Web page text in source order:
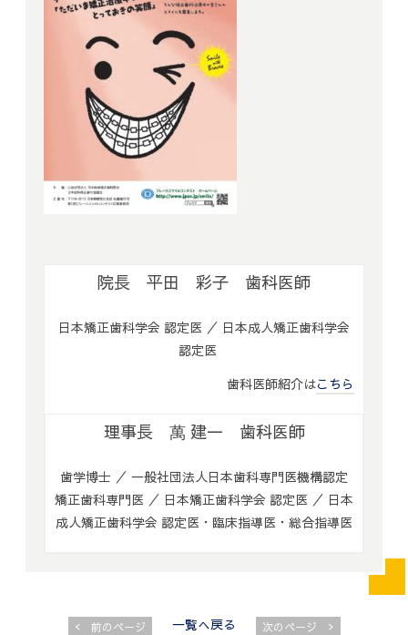
院長 平田 彩子 歯科医師
日本矯正歯科学会 認定医 ／ 日本成人矯正歯科学会
認定医
歯科医師紹介はこちら
理事長 萬 建一 歯科医師
歯学博士 ／ 一般社団法人日本歯科専門医機構認定
矯正歯科専門医 ／ 日本矯正歯科学会 認定医 ／ 日本
成人矯正歯科学会 認定医・臨床指導医・総合指導医
<前のページ 一覧へ戻る 次のページ >